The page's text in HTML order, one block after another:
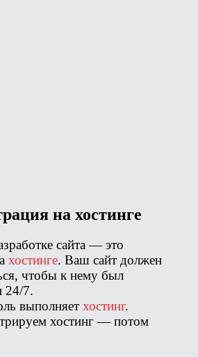
на хостинге
сайта — это
хостинге. Ваш сайт должен
чтобы к нему был
24/7.
выполняет хостинг.
хостинг — потом